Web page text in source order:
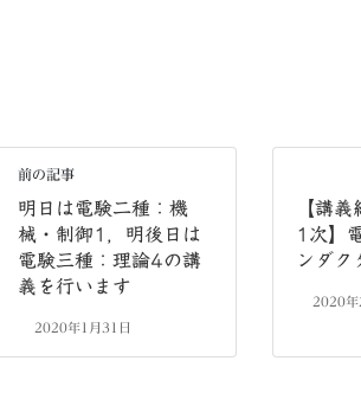
前の記事
明日は電験二種：機
械・制御1，明後日は
電験三種：理論4の講
義を行います
2020年1月31日
【講
1次】
ンダク
2020年